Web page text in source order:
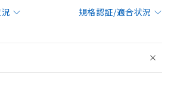
規格認証/適合状況